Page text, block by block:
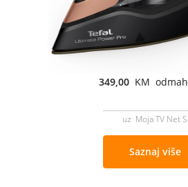
349,00 KM odmah
uz Moja TV Net S
Saznaj više